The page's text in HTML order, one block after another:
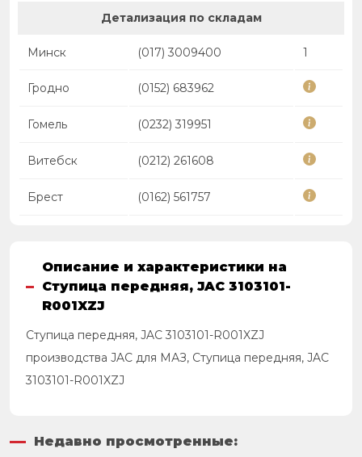
Детализация по складам
Минск (017) 3009400 1
Гродно (0152) 683962
Гомель (0232) 319951
Витебск (0212) 261608
Брест (0162) 561757
Описание и характеристики на
Ступица передняя, JAC 3103101-
R001XZJ
Ступица передняя, JAC 3103101-R001XZJ
производства JAC для МАЗ, Ступица передняя, JAC
3103101-R001XZJ
Недавно просмотренные: